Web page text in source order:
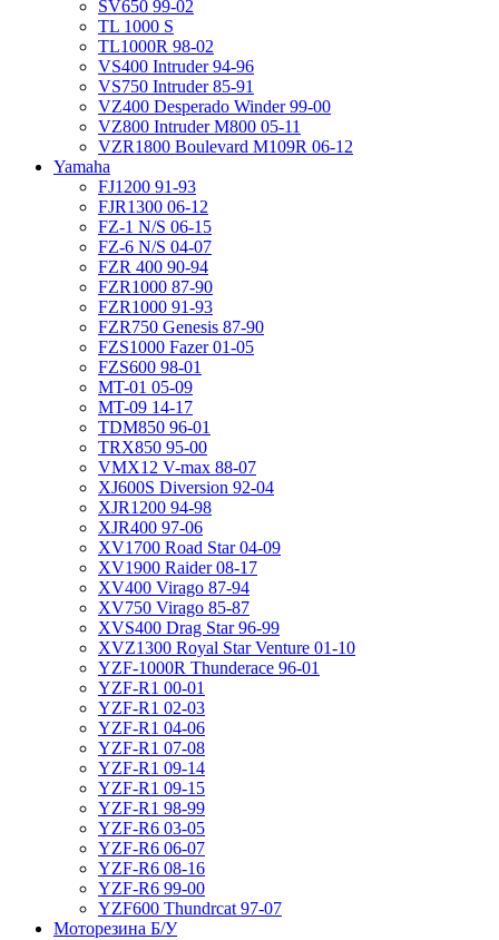
SV650 99-02
TL 1000 S
TL1000R 98-02
VS400 Intruder 94-96
VS750 Intruder 85-91
VZ400 Desperado Winder 99-00
VZ800 Intruder M800 05-11
VZR1800 Boulevard M109R 06-12
Yamaha
FJ1200 91-93
FJR1300 06-12
FZ-1 N/S 06-15
FZ-6 N/S 04-07
FZR 400 90-94
FZR1000 87-90
FZR1000 91-93
FZR750 Genesis 87-90
FZS1000 Fazer 01-05
FZS600 98-01
MT-01 05-09
MT-09 14-17
TDM850 96-01
TRX850 95-00
VMX12 V-max 88-07
XJ600S Diversion 92-04
XJR1200 94-98
XJR400 97-06
XV1700 Road Star 04-09
XV1900 Raider 08-17
XV400 Virago 87-94
XV750 Virago 85-87
XVS400 Drag Star 96-99
XVZ1300 Royal Star Venture 01-10
YZF-1000R Thunderace 96-01
YZF-R1 00-01
YZF-R1 02-03
YZF-R1 04-06
YZF-R1 07-08
YZF-R1 09-14
YZF-R1 09-15
YZF-R1 98-99
YZF-R6 03-05
YZF-R6 06-07
YZF-R6 08-16
YZF-R6 99-00
YZF600 Thundrcat 97-07
Моторезина Б/У